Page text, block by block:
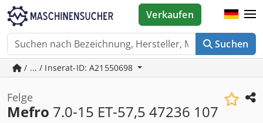
Suchen
Verkaufen
/ ... / Inserat-ID: A21550698
Felge
Mefro 7.0-15 ET-57,5 47236 107